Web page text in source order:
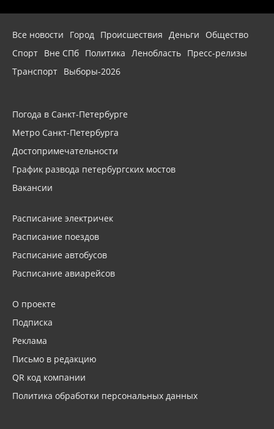
Все новости Город Происшествия Деньги
Общество
Спорт Вне СПб Политика Ленобласть Пресс-релизы
Транспорт Выборы-2026
Погода в Санкт-Петербурге
Метро Санкт-Петербурга
Достопримечательности
График развода петербургских мостов
Вакансии
Расписание электричек
Расписание поездов
Расписание автобусов
Расписание авиарейсов
О проекте
Подписка
Реклама
Письмо в редакцию
QR код компании
Политика обработки персональных данных